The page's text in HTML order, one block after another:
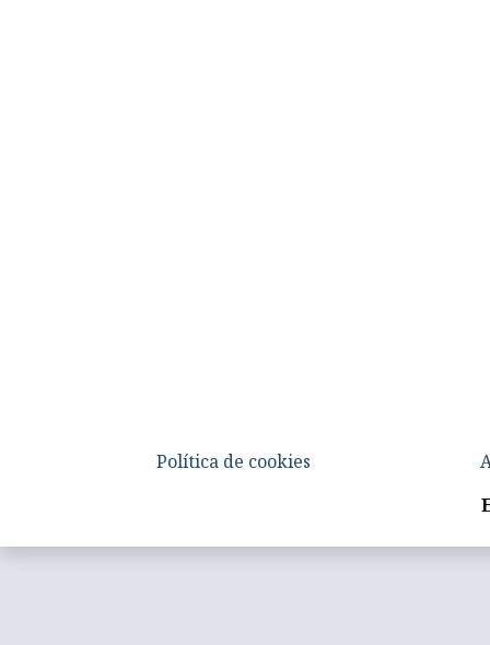
Política de cookies